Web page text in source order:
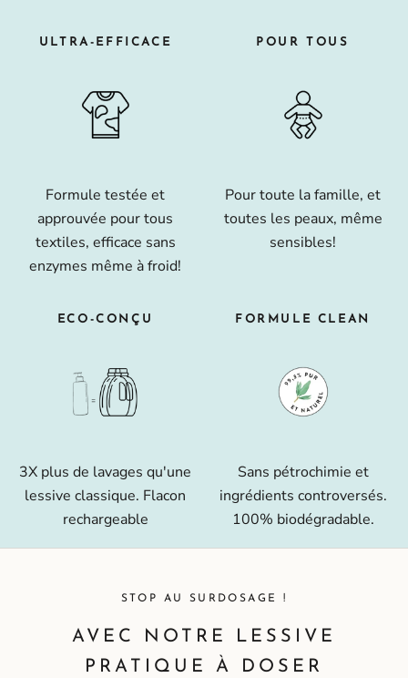
ULTRA-EFFICACE
Formule testée et
approuvée pour tous
textiles, efficace sans
enzymes même à froid!
POUR TOUS
Pour toute la famille, et
toutes les peaux, même
sensibles!
ECO-CONÇU
3X plus de lavages qu'une
lessive classique. Flacon
rechargeable
FORMULE CLEAN
Sans pétrochimie et
ingrédients controversés.
100% biodégradable.
STOP AU SURDOSAGE !
AVEC NOTRE LESSIVE
PRATIQUE À DOSER